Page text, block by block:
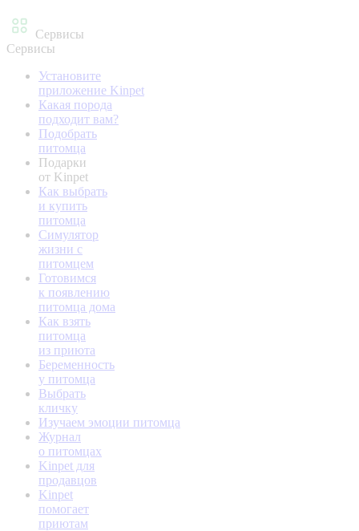
Сервисы
Сервисы
Установите
приложение Kinpet
Какая порода
подходит вам?
Подобрать
питомца
Подарки
от Kinpet
Как выбрать
и купить
питомца
Симулятор
жизни с
питомцем
Готовимся
к появлению
питомца дома
Как взять
питомца
из приюта
Беременность
у питомца
Выбрать
кличку
Изучаем эмоции питомца
Журнал
о питомцах
Kinpet для
продавцов
Kinpet
помогает
приютам